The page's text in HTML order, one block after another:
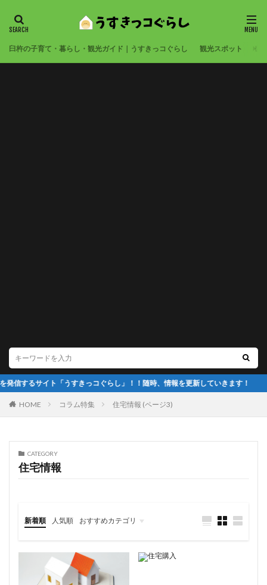
臼杵の子育て・暮らし・観光ガイド｜うすきっコぐらし 観光スポット 公
「うすきっコぐらし」！！随時、情報を更新していきます！
HOME コラム特集 住宅情報 (ページ3)
CATEGORY
住宅情報
新着順 人気順 おすすめカテゴリ